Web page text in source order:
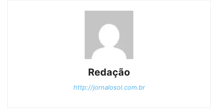
Redação
http://jornalosol.com.br